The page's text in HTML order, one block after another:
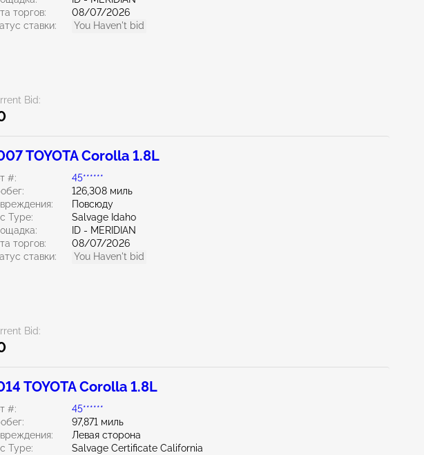
торгов:
08/07/2026
ставки:
You Haven't bid
Bid:
TOYOTA Corolla 1.8L
#:
45******
126,308 миль
Повсюду
Type:
Salvage Idaho
ID - MERIDIAN
торгов:
08/07/2026
ставки:
You Haven't bid
Bid:
TOYOTA Corolla 1.8L
#:
45******
97,871 миль
Левая сторона
Type:
Salvage Certificate California